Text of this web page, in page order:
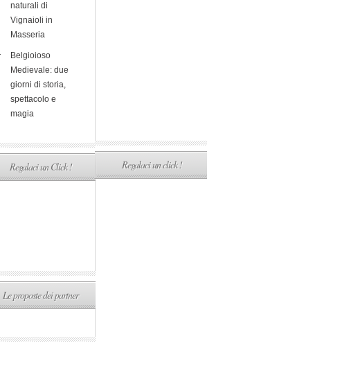
naturali di
Vignaioli in
Masseria
Belgioioso
Medievale: due
giorni di storia,
spettacolo e
magia
Regalaci un Click !
Le proposte dei partner
Regalaci un click !